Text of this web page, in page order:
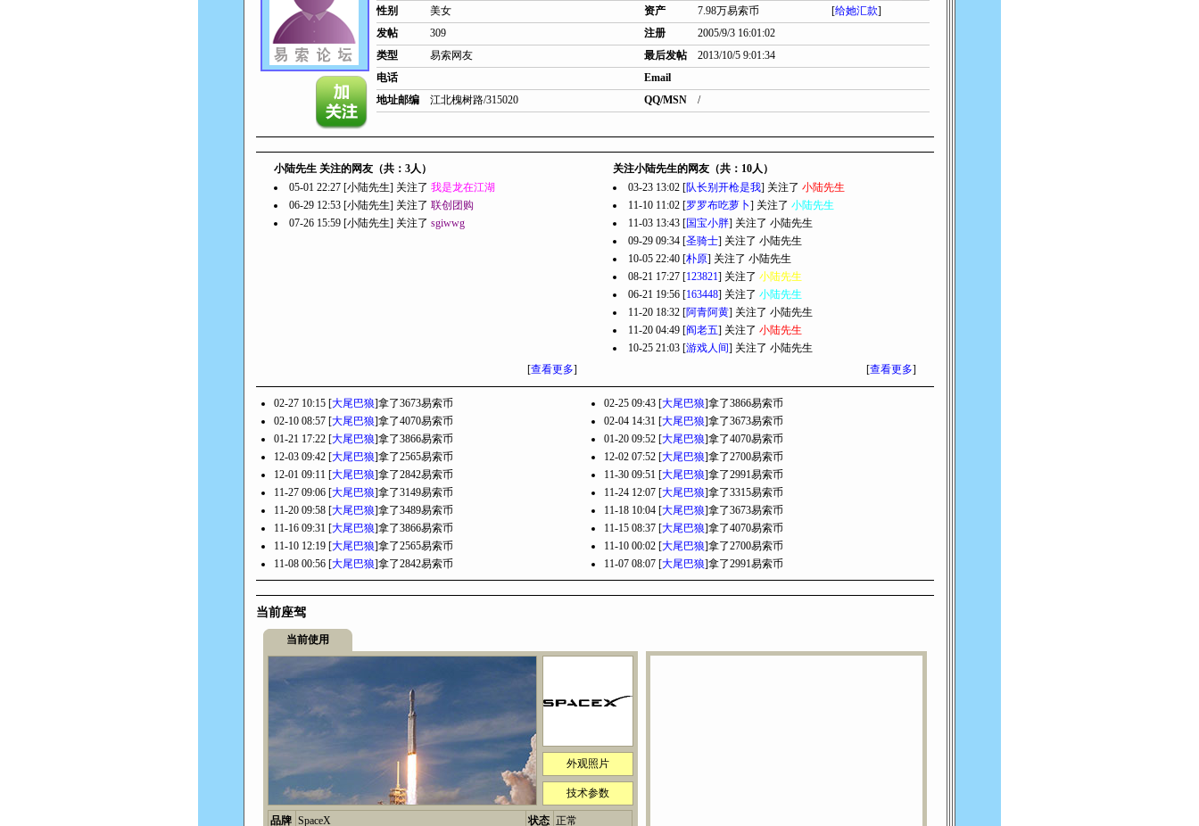
性别
美女 资产 7.98万易索币 [给她汇款]
发帖
309 注册
2005/9/3 16:01:02
类型
易索网友 最后发帖
2013/10/5 9:01:34
电话
Email
地址邮编
江北槐树路/315020 QQ/MSN /
小陆先生 关注的网友（共：3人）
05-01 22:27 [小陆先生] 关注了 我是龙在江湖
06-29 12:53 [小陆先生] 关注了 联创团购
07-26 15:59 [小陆先生] 关注了 sgiwwg
[查看更多]
关注小陆先生的网友（共：10人）
03-23 13:02 [队长别开枪是我] 关注了 小陆先生
11-10 11:02 [罗罗布吃萝卜] 关注了 小陆先生
11-03 13:43 [国宝小胖] 关注了 小陆先生
09-29 09:34 [圣骑士] 关注了 小陆先生
10-05 22:40 [朴原] 关注了 小陆先生
08-21 17:27 [123821] 关注了 小陆先生
06-21 19:56 [163448] 关注了 小陆先生
11-20 18:32 [阿青阿黄] 关注了 小陆先生
11-20 04:49 [阎老五] 关注了 小陆先生
10-25 21:03 [游戏人间] 关注了 小陆先生
[查看更多]
02-27 10:15 [大尾巴狼]拿了3673易索币 02-25 09:43 [大尾巴狼]拿了3866易索币
02-10 08:57 [大尾巴狼]拿了4070易索币 02-04 14:31 [大尾巴狼]拿了3673易索币
01-21 17:22 [大尾巴狼]拿了3866易索币 01-20 09:52 [大尾巴狼]拿了4070易索币
12-03 09:42 [大尾巴狼]拿了2565易索币 12-02 07:52 [大尾巴狼]拿了2700易索币
12-01 09:11 [大尾巴狼]拿了2842易索币 11-30 09:51 [大尾巴狼]拿了2991易索币
11-27 09:06 [大尾巴狼]拿了3149易索币 11-24 12:07 [大尾巴狼]拿了3315易索币
11-20 09:58 [大尾巴狼]拿了3489易索币 11-18 10:04 [大尾巴狼]拿了3673易索币
11-16 09:31 [大尾巴狼]拿了3866易索币 11-15 08:37 [大尾巴狼]拿了4070易索币
11-10 12:19 [大尾巴狼]拿了2565易索币 11-10 00:02 [大尾巴狼]拿了2700易索币
11-08 00:56 [大尾巴狼]拿了2842易索币 11-07 08:07 [大尾巴狼]拿了2991易索币
当前座驾
当前使用
外观照片
技术参数
品牌 SpaceX 状态 正常